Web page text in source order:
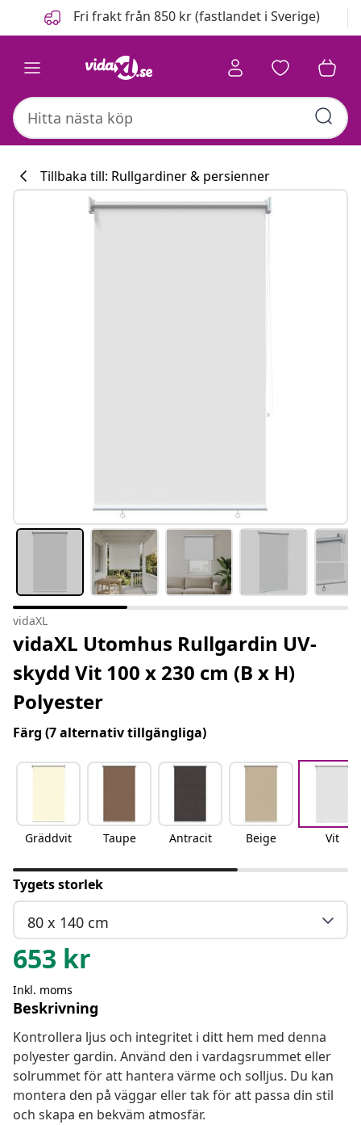
FöregåendeFri frakt från 850 kr (fastlandet i Sverige)
Tillbaka till: Rullgardiner & persienner
vidaXL
vidaXL Utomhus Rullgardin UV-
skydd Vit 100 x 230 cm (B x H)
Polyester
Färg (7 alternativ tillgängliga)
Gräddvit Taupe Antracit Beige Vit
Tygets storlek
80 x 140 cm
653 kr
Inkl. moms
Beskrivning
Kontrollera ljus och integritet i ditt hem med denna
polyester gardin. Använd den i vardagsrummet eller
solrummet för att hantera värme och solljus. Du kan
montera den på väggar eller tak för att passa din stil
och skapa en bekväm atmosfär.